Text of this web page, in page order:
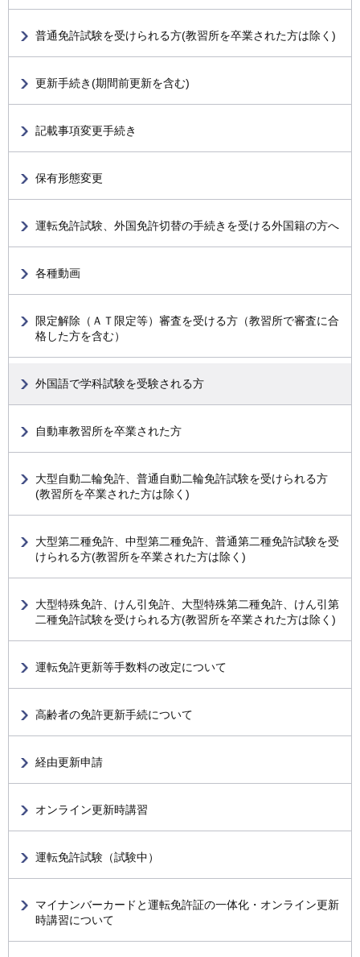
普通免許試験を受けられる方(教習所を卒業された方は除く)
更新手続き(期間前更新を含む)
記載事項変更手続き
保有形態変更
運転免許試験、外国免許切替の手続きを受ける外国籍の方へ
各種動画
限定解除（ＡＴ限定等）審査を受ける方（教習所で審査に合
格した方を含む）
外国語で学科試験を受験される方
自動車教習所を卒業された方
大型自動二輪免許、普通自動二輪免許試験を受けられる方
(教習所を卒業された方は除く)
大型第二種免許、中型第二種免許、普通第二種免許試験を受
けられる方(教習所を卒業された方は除く)
大型特殊免許、けん引免許、大型特殊第二種免許、けん引第
二種免許試験を受けられる方(教習所を卒業された方は除く)
運転免許更新等手数料の改定について
高齢者の免許更新手続について
経由更新申請
オンライン更新時講習
運転免許試験（試験中）
マイナンバーカードと運転免許証の一体化・オンライン更新
時講習について